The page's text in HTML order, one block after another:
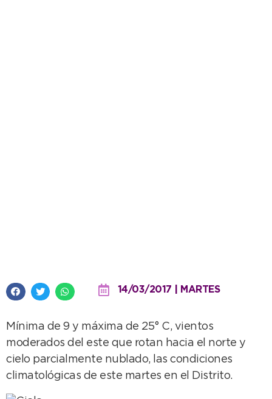
14/03/2017 | MARTES
Mínima de 9 y máxima de 25° C, vientos
moderados del este que rotan hacia el norte y
cielo parcialmente nublado, las condiciones
climatológicas de este martes en el Distrito.